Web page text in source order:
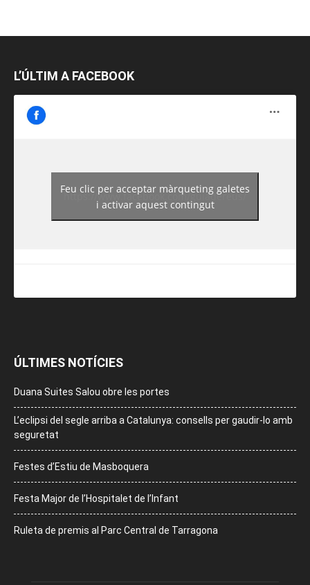
L’ÚLTIM A FACEBOOK
https://www.facebook.com/guiadereus/
Feu clic per acceptar màrqueting galetes
i activar aquest contingut
ÚLTIMES NOTÍCIES
Duana Suites Salou obre les portes
L’eclipsi del segle arriba a Catalunya: consells per gaudir-lo amb
seguretat
Festes d’Estiu de Masboquera
Festa Major de l’Hospitalet de l’Infant
Ruleta de premis al Parc Central de Tarragona